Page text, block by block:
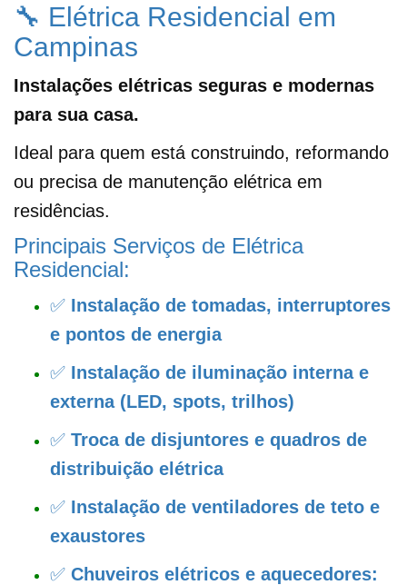
🔧 Elétrica Residencial em
Campinas
Instalações elétricas seguras e modernas
para sua casa.
Ideal para quem está construindo, reformando
ou precisa de manutenção elétrica em
residências.
Principais Serviços de Elétrica
Residencial:
✅ Instalação de tomadas, interruptores
e pontos de energia
✅ Instalação de iluminação interna e
externa (LED, spots, trilhos)
✅ Troca de disjuntores e quadros de
distribuição elétrica
✅ Instalação de ventiladores de teto e
exaustores
✅ Chuveiros elétricos e aquecedores: